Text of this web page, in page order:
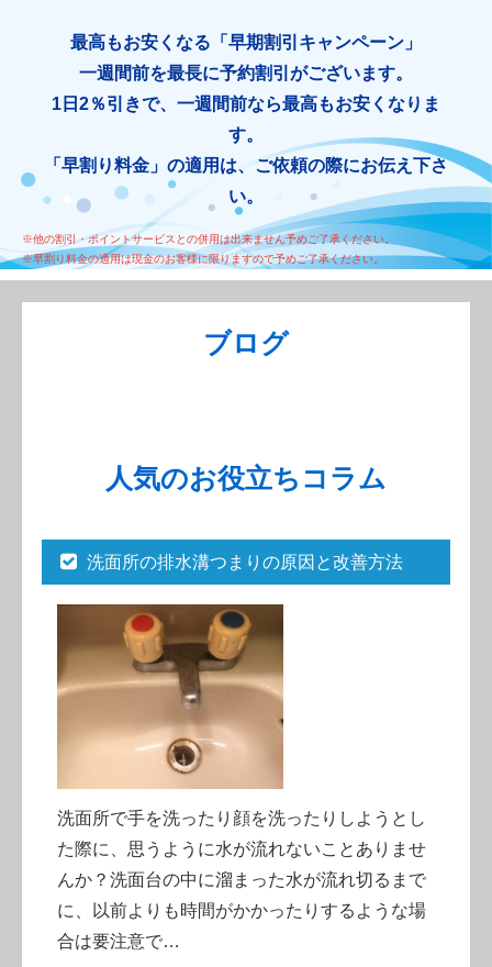
最高もお安くなる「早期割引キャンペーン」
一週間前を最長に予約割引がございます。
1日2％引きで、一週間前なら最高もお安くなりま
す。
「早割り料金」の適用は、ご依頼の際にお伝え下さ
い。
※他の割引・ポイントサービスとの併用は出来ません予めご了承ください。
※早割り料金の適用は現金のお客様に限りますので予めご了承ください。
ブログ
人気のお役立ちコラム
洗面所の排水溝つまりの原因と改善方法
洗面所で手を洗ったり顔を洗ったりしようとし
た際に、思うように水が流れないことありませ
んか？洗面台の中に溜まった水が流れ切るまで
に、以前よりも時間がかかったりするような場
合は要注意で…